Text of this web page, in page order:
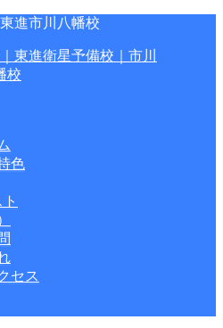
進市川八幡校
東進衛星予備校｜市川
校
色
セス